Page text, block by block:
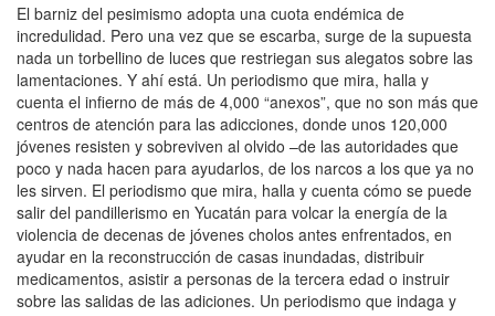
El barniz del pesimismo adopta una cuota endémica de
incredulidad. Pero una vez que se escarba, surge de la supuesta
nada un torbellino de luces que restriegan sus alegatos sobre las
lamentaciones. Y ahí está. Un periodismo que mira, halla y
cuenta el infierno de más de 4,000 “anexos”, que no son más que
centros de atención para las adicciones, donde unos 120,000
jóvenes resisten y sobreviven al olvido –de las autoridades que
poco y nada hacen para ayudarlos, de los narcos a los que ya no
les sirven. El periodismo que mira, halla y cuenta cómo se puede
salir del pandillerismo en Yucatán para volcar la energía de la
violencia de decenas de jóvenes cholos antes enfrentados, en
ayudar en la reconstrucción de casas inundadas, distribuir
medicamentos, asistir a personas de la tercera edad o instruir
sobre las salidas de las adiciones. Un periodismo que indaga y